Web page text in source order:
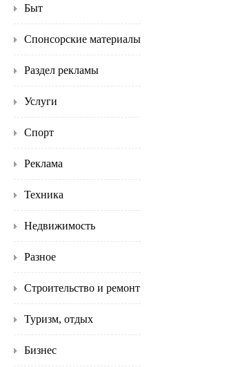
Быт
Спонсорские материалы
Раздел рекламы
Услуги
Спорт
Реклама
Техника
Недвижимость
Разное
Строительство и ремонт
Туризм, отдых
Бизнес